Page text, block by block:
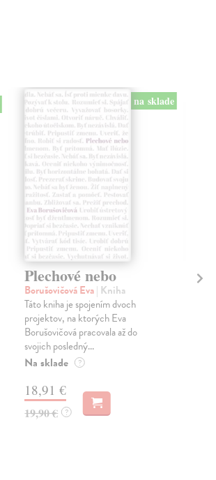
na sklade
Plechové nebo
Borušovičová Eva| Kniha
Táto kniha je spojením dvoch
projektov, na ktorých Eva
Borušovičová pracovala až do
svojich posledný...
Na sklade ?
18,91 €
19,90 € ?